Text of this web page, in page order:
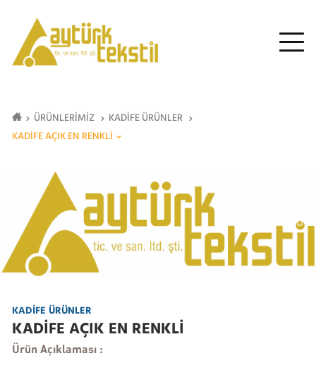
ÜRÜNLERİMİZ
KADİFE ÜRÜNLER
KADİFE AÇIK EN RENKLİ
KADİFE ÜRÜNLER
KADİFE AÇIK EN RENKLİ
Ürün Açıklaması :